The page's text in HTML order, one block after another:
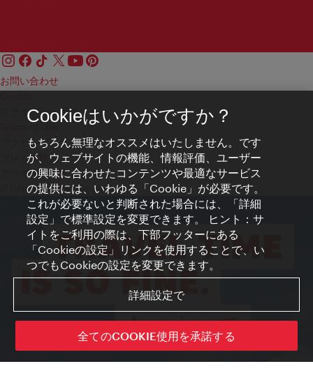
お問い合わせ
プライバシーポリシー
アクセシビリティ
プレス連絡先
クッキーの設定
© Copyright WienTourismus
Cookieはいかがですか？
もちろん無理なオススメはいたしません。です
が、ウェブサイトの機能、情報評価、ユーザー
の興味に合わせたコンテンツや最適なサービス
の提供には、いわゆる「Cookie」が必要です。
これが必要ないと判断された場合には、「詳細
設定」で標準設定を変更できます。 ヒント：サ
イトをご利用の際は、下部フッターにある
「Cookieの設定」リンクを使用することで、い
つでもCookieの設定を変更できます。
詳細設定で
全てのCOOKIE使用を承諾する